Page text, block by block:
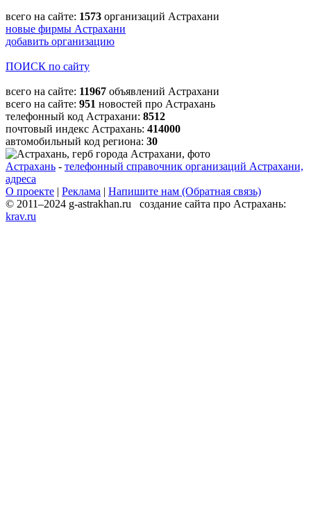
всего на сайте: 1573 организаций Астрахани
новые фирмы Астрахани
добавить организацию
ПОИСК по сайту
всего на сайте: 11967 объявлений Астрахани
всего на сайте: 951 новостей про Астрахань
телефонный код Астрахани: 8512
почтовый индекс Астрахань: 414000
автомобильный код региона: 30
Астрахань - телефонный справочник организаций Астрахани,
адреса
О проекте | Реклама | Напишите нам (Обратная связь)
© 2011–2024 g-astrakhan.ru создание сайта про Астрахань:
krav.ru